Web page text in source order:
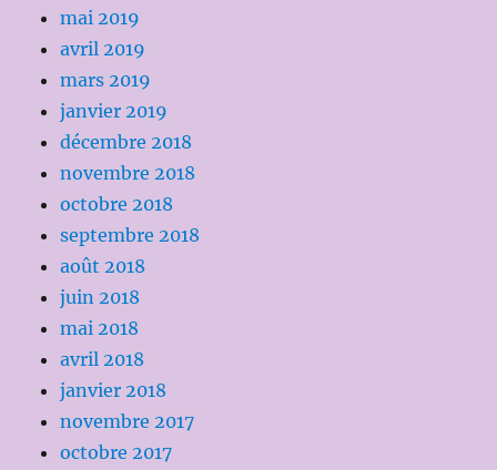
mai 2019
avril 2019
mars 2019
janvier 2019
décembre 2018
novembre 2018
octobre 2018
septembre 2018
août 2018
juin 2018
mai 2018
avril 2018
janvier 2018
novembre 2017
octobre 2017